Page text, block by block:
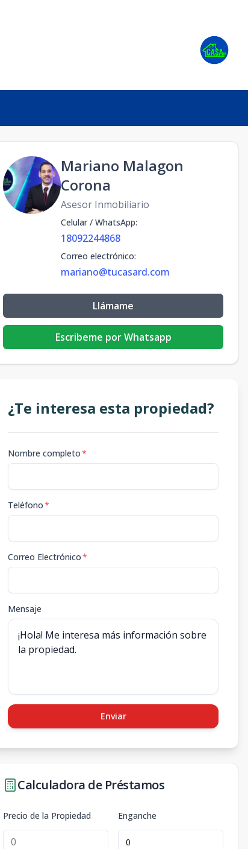
Mariano Malagon
Corona
Asesor Inmobiliario
Celular / WhatsApp:
18092244868
Correo electrónico:
mariano@tucasard.com
Llámame
Escribeme por Whatsapp
¿Te interesa esta propiedad?
Nombre completo*
Teléfono*
Correo Electrónico*
Mensaje
Enviar
Calculadora de Préstamos
Precio de la Propiedad Enganche